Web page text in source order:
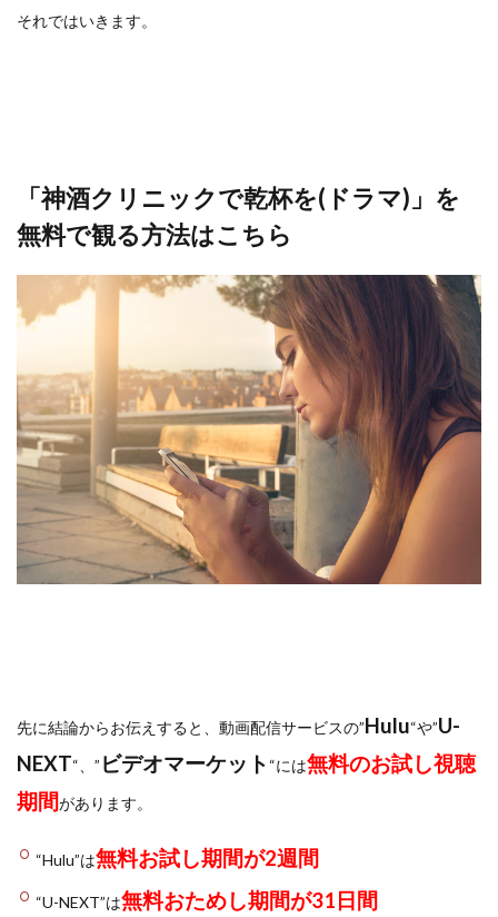
それではいきます。
「神酒クリニックで乾杯を(ドラマ)」を
無料で観る方法はこちら
先に結論からお伝えすると、動画配信サービスの”Hulu“や”U-
NEXT“、” ビデオマーケット “には無料のお試し視聴
期間があります。
“Hulu”は無料お試し期間が2週間
“U-NEXT”は無料おためし期間が31日間